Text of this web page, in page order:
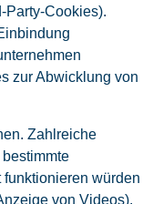
Party-Cookies).
zur Abwicklung von
Zahlreiche
würden
von Videos).